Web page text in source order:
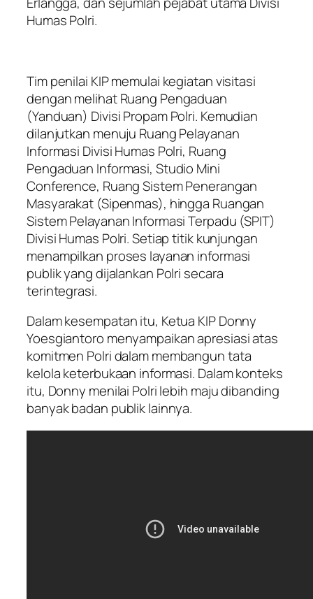
Humas Polri.
Tim penilai KIP memulai kegiatan visitasi
dengan melihat Ruang Pengaduan
(Yanduan) Divisi Propam Polri. Kemudian
dilanjutkan menuju Ruang Pelayanan
Informasi Divisi Humas Polri, Ruang
Pengaduan Informasi, Studio Mini
Conference, Ruang Sistem Penerangan
Masyarakat (Sipenmas), hingga Ruangan
Sistem Pelayanan Informasi Terpadu (SPIT)
Divisi Humas Polri. Setiap titik kunjungan
menampilkan proses layanan informasi
publik yang dijalankan Polri secara
terintegrasi.
Dalam kesempatan itu, Ketua KIP Donny
Yoesgiantoro menyampaikan apresiasi atas
komitmen Polri dalam membangun tata
kelola keterbukaan informasi. Dalam konteks
itu, Donny menilai Polri lebih maju dibanding
banyak badan publik lainnya.